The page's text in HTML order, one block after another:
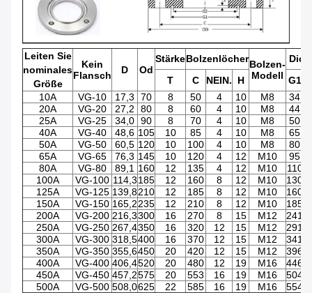
Leiten Sie
nominales
Größe
Kein
Flansch
D Od
StärkeBolzenlöcherBolzen-
Modell
T
C NEIN. H G1
10A
VG-10 17,3 70 8 50 4 10 M8 34
20A
VG-20 27,2 80 8 60 4 10 M8 44
25A
VG-25 34,0 90 8 70 4 10 M8 50
40A
VG-40 48,6 105 10 85 4 10 M8 65
50A
VG-50 60,5 120 10 100 4 10 M8 80
65A
VG-65 76,3 145 10 120 4 12 M10 95
80A
VG-80 89,1 160 12 135 4 12 M10 110
100A
VG-100 114,3185 12 160 8 12 M10 130
125A
VG-125 139,8210 12 185 8 12 M10 160
150A
VG-150 165,2235 12 210 8 12 M10 185
200A
VG-200 216,3300 16 270 8 15 M12 241
250A
VG-250 267,4350 16 320 12 15 M12 291
300A
VG-300 318,5400 16 370 12 15 M12 341
350A
VG-350 355,6450 20 420 12 15 M12 396
400A
VG-400 406,4520 20 480 12 19 M16 446
450A
VG-450 457,2575 20 553 16 19 M16 504
500A
VG-500 508,0625 22 585 16 19 M16 554